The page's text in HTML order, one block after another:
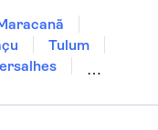
Tulum